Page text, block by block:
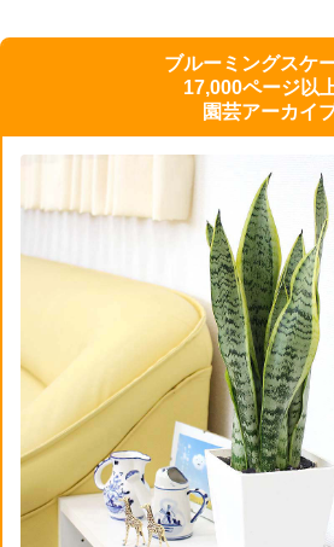
ブルーミングスケ
17,000ページ以
園芸アーカイ